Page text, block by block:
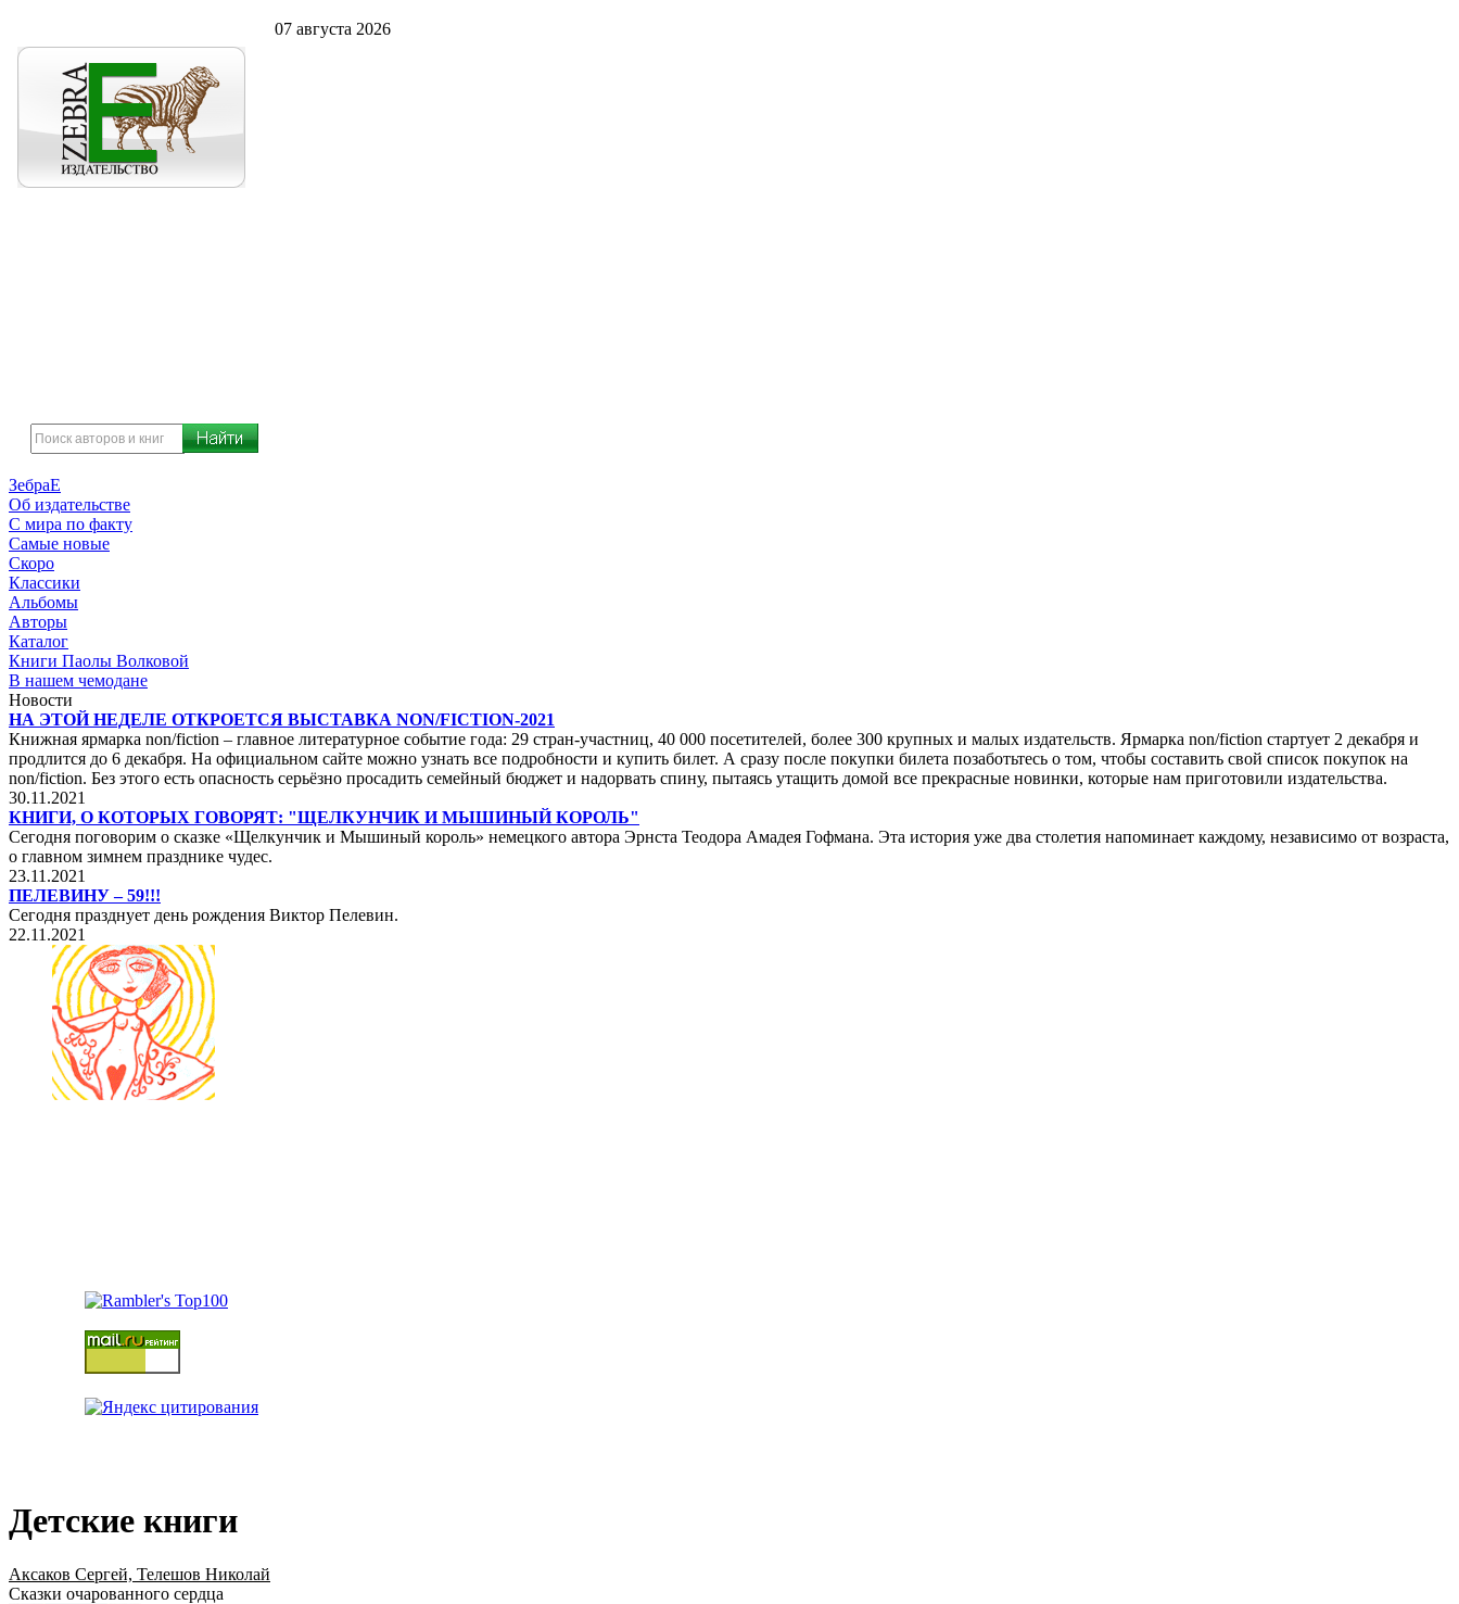
07 августа 2026
ЗебраЕ
Об издательстве
С мира по факту
Самые новые
Скоро
Классики
Альбомы
Авторы
Каталог
Книги Паолы Волковой
В нашем чемодане
Новости
НА ЭТОЙ НЕДЕЛЕ ОТКРОЕТСЯ ВЫСТАВКА NON/FICTION-2021
Книжная ярмарка non/fiction – главное литературное событие года: 29 стран-участниц, 40 000 посетителей, более 300 крупных и малых издательств. Ярмарка non/fiction стартует 2 декабря и
продлится до 6 декабря. На официальном сайте можно узнать все подробности и купить билет. А сразу после покупки билета позаботьтесь о том, чтобы составить свой список покупок на
non/fiction. Без этого есть опасность серьёзно просадить семейный бюджет и надорвать спину, пытаясь утащить домой все прекрасные новинки, которые нам приготовили издательства.
30.11.2021
КНИГИ, О КОТОРЫХ ГОВОРЯТ: "ЩЕЛКУНЧИК И МЫШИНЫЙ КОРОЛЬ"
Сегодня поговорим о сказке «Щелкунчик и Мышиный король» немецкого автора Эрнста Теодора Амадея Гофмана. Эта история уже два столетия напоминает каждому, независимо от возраста,
о главном зимнем празднике чудес.
23.11.2021
ПЕЛЕВИНУ – 59!!!
Сегодня празднует день рождения Виктор Пелевин.
22.11.2021
Детские книги
Аксаков Сергей, Телешов Николай
Сказки очарованного сердца